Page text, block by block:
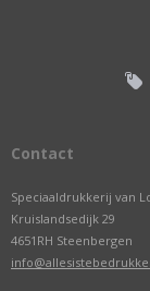
Contact
Speciaaldrukkerij van
Kruislandsedijk 29
4651RH Steenbergen